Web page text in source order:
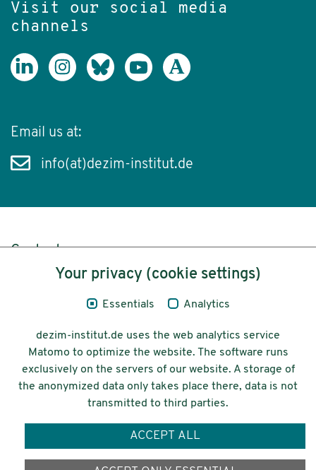
Visit our social media
channels
Email us at:
info(at)dezim-institut.de
Content
Legal Notice
© 2026 Deutsches Zentrum für
Integrations-
und Migrationsforschung DeZIM e.V.
Your privacy (cookie settings)
Essentials Analytics
dezim-institut.de uses the web analytics service
Matomo to optimize the website. The software runs
exclusively on the servers of our website. A storage of
the anonymized data only takes place there, data is not
transmitted to third parties.
ACCEPT ALL